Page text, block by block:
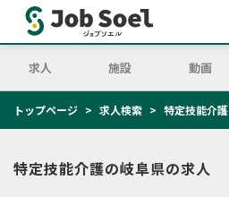
求人 施設 動画
トップページ 求人検索 特定技能介
特定技能介護の岐阜県の求人